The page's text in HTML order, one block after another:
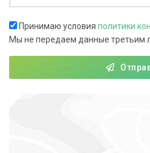
Принимаю условия политики
Мы не передаем данные третьим